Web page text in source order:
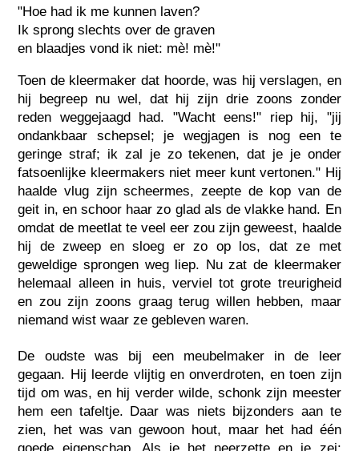
"Hoe had ik me kunnen laven?
Ik sprong slechts over de graven
en blaadjes vond ik niet: mè! mè!"
Toen de kleermaker dat hoorde, was hij verslagen, en
hij begreep nu wel, dat hij zijn drie zoons zonder
reden weggejaagd had. "Wacht eens!" riep hij, "jij
ondankbaar schepsel; je wegjagen is nog een te
geringe straf; ik zal je zo tekenen, dat je je onder
fatsoenlijke kleermakers niet meer kunt vertonen." Hij
haalde vlug zijn scheermes, zeepte de kop van de
geit in, en schoor haar zo glad als de vlakke hand. En
omdat de meetlat te veel eer zou zijn geweest, haalde
hij de zweep en sloeg er zo op los, dat ze met
geweldige sprongen weg liep. Nu zat de kleermaker
helemaal alleen in huis, verviel tot grote treurigheid
en zou zijn zoons graag terug willen hebben, maar
niemand wist waar ze gebleven waren.
De oudste was bij een meubelmaker in de leer
gegaan. Hij leerde vlijtig en onverdroten, en toen zijn
tijd om was, en hij verder wilde, schonk zijn meester
hem een tafeltje. Daar was niets bijzonders aan te
zien, het was van gewoon hout, maar het had één